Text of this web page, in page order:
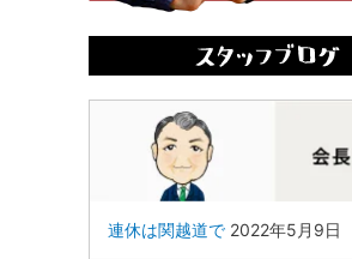
連休は関越道で 2022年5月9日